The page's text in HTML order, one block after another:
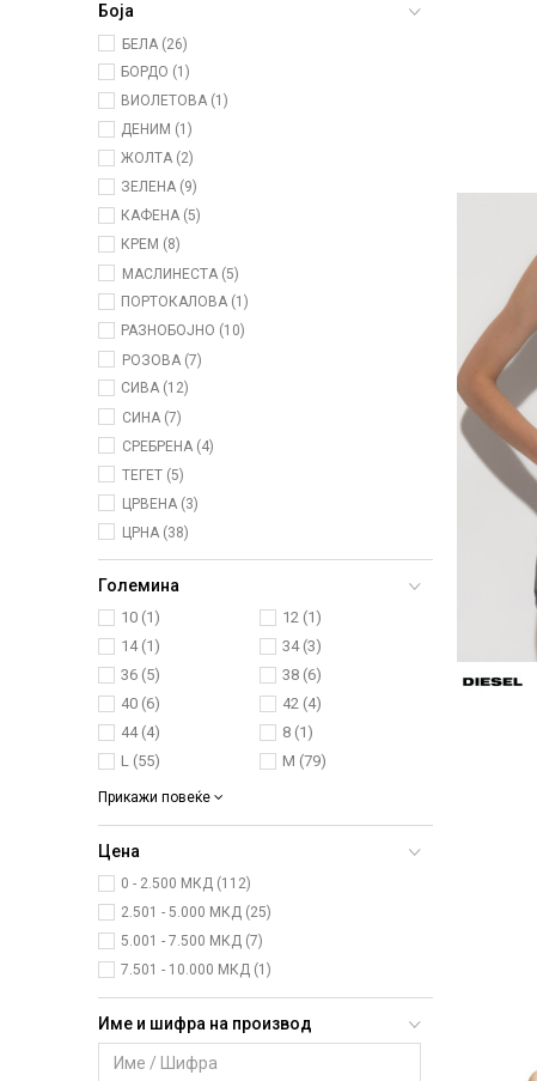
Боја
БЕЛА (26)
БОРДО (1)
ВИОЛЕТОВА (1)
ДЕНИМ (1)
ЖОЛТА (2)
ЗЕЛЕНА (9)
КАФЕНА (5)
КРЕМ (8)
МАСЛИНЕСТА (5)
ПОРТОКАЛОВА (1)
РАЗНОБОЈНО (10)
РОЗОВА (7)
СИВА (12)
СИНА (7)
СРЕБРЕНА (4)
ТЕГЕТ (5)
ЦРВЕНА (3)
ЦРНА (38)
Големина
10 (1) 12 (1)
14 (1) 34 (3)
36 (5) 38 (6)
40 (6) 42 (4)
44 (4) 8 (1)
L (55) M (79)
Прикажи повеќе
Цена
0 - 2.500 МКД (112)
2.501 - 5.000 МКД (25)
5.001 - 7.500 МКД (7)
7.501 - 10.000 МКД (1)
Име и шифра на производ